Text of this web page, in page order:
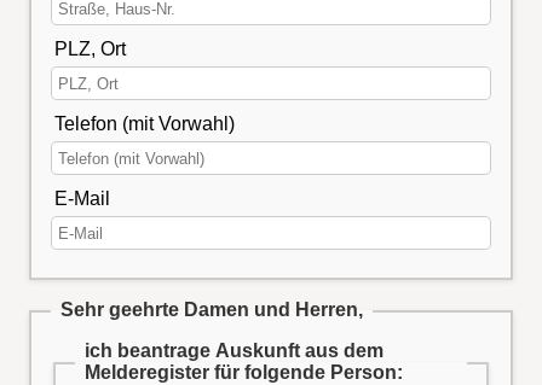
PLZ, Ort
Telefon (mit Vorwahl)
E-Mail
Sehr geehrte Damen und Herren,
ich beantrage Auskunft aus dem
Melderegister für folgende Person: